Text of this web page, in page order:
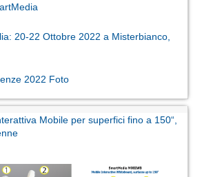
20-22 Ottobre 2022 a Misterbianco,
2022 Foto
Mobile per superfici fino a 150“,